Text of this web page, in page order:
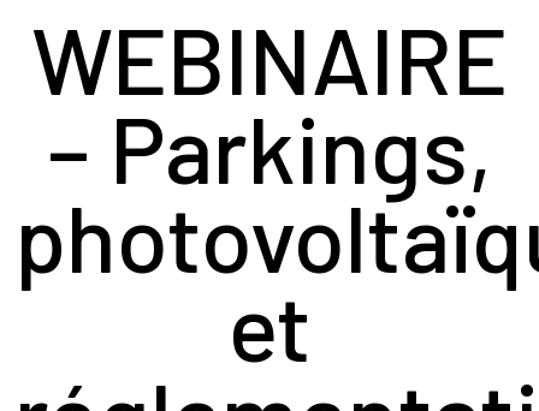
WEBINAIRE
– Parkings,
et